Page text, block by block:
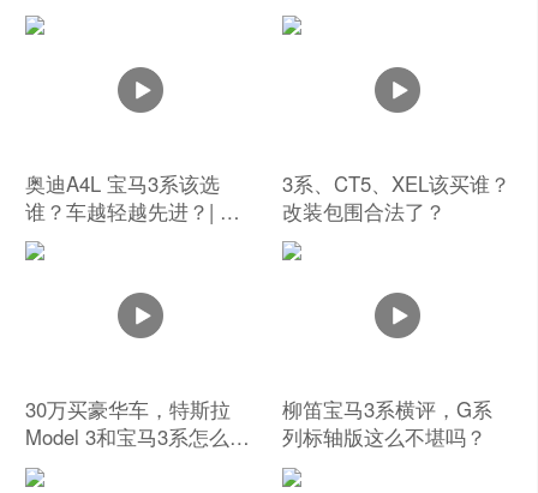
奥迪A4L 宝马3系该选
谁？车越轻越先进？| 有
问必答
3系、CT5、XEL该买谁？
改装包围合法了？
30万买豪华车，特斯拉
Model 3和宝马3系怎么
选？
柳笛宝马3系横评，G系
列标轴版这么不堪吗？